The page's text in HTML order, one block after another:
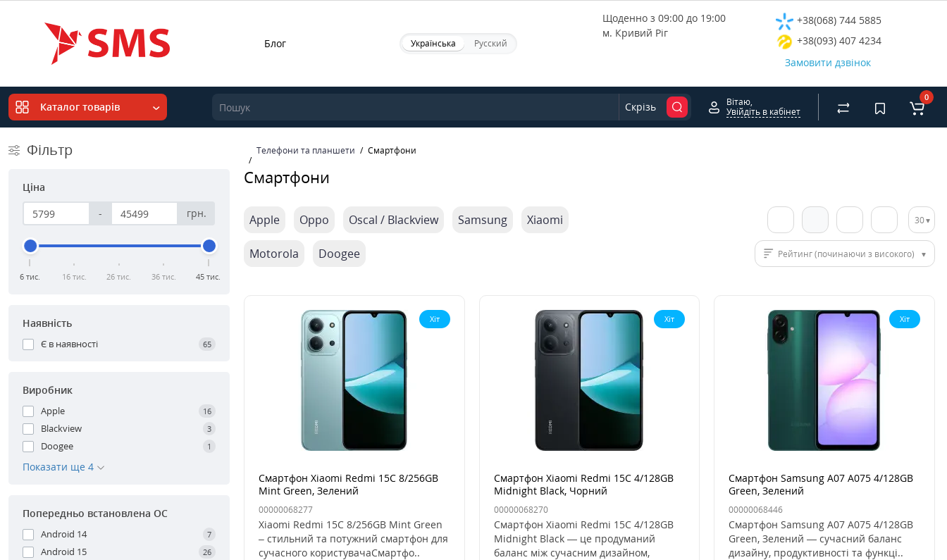
Блог Українська Русский
Щоденно з 09:00 до 19:00
м. Кривий Ріг
+38(068) 744 5885
+38(093) 407 4234
Замовити дзвінок
Каталог товарів Скрізь
Вітаю,
Увійдіть в кабінет
0
Фільтр
Ціна
-
грн.
6 тис. 16 тис. 26 тис. 36 тис. 45 тис.
Наявність
Є в наявності 65
Виробник
Apple 16
Blackview 3
Doogee 1
Показати ще 4
Попередньо встановлена ОС
Android 14 7
Android 15 26
Телефони та планшети Смартфони
Смартфони
Apple Oppo Oscal / Blackview Samsung Xiaomi
Motorola Doogee
30
Рейтинг (починаючи з високого)
Хіт
Смартфон Xiaomi Redmi 15C 8/256GB
Mint Green, Зелений
00000068277
Xiaomi Redmi 15C 8/256GB Mint Green
– стильний та потужний смартфон для
сучасного користувачаСмартфо..
Хіт
Смартфон Xiaomi Redmi 15C 4/128GB
Midnight Black, Чорний
00000068270
Смартфон Xiaomi Redmi 15C 4/128GB
Midnight Black — це продуманий
баланс між сучасним дизайном,
Хіт
Смартфон Samsung A07 A075 4/128GB
Green, Зелений
00000068446
Смартфон Samsung A07 A075 4/128GB
Green, Зелений — сучасний баланс
дизайну, продуктивності та функці..